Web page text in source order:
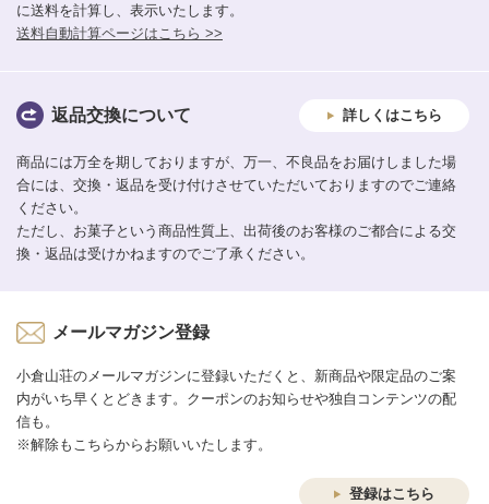
に送料を計算し、表示いたします。
送料自動計算ページはこちら >>
返品交換について 詳しくはこちら
商品には万全を期しておりますが、万一、不良品をお届けしました場
合には、交換・返品を受け付けさせていただいておりますのでご連絡
ください。
ただし、お菓子という商品性質上、出荷後のお客様のご都合による交
換・返品は受けかねますのでご了承ください。
メールマガジン登録
小倉山荘のメールマガジンに登録いただくと、新商品や限定品のご案
内がいち早くとどきます。クーポンのお知らせや独自コンテンツの配
信も。
※解除もこちらからお願いいたします。
登録はこちら